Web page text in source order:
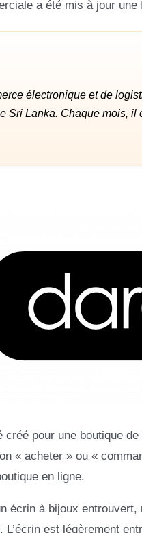
a été mis à jour
électronique et de
Sri Lanka. Chaque mois,
créé pour une boutique
« acheter » ou «
en ligne.
écrin à bijoux
L’écrin est légèrement